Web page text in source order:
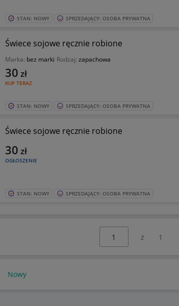
STAN: NOWY SPRZEDAJĄCY: OSOBA PRYWATNA
Świece sojowe ręcznie robione
Marka: bez marki Rodzaj: zapachowa
KUP TERAZ
30 zł
STAN: NOWY SPRZEDAJĄCY: OSOBA PRYWATNA
Świece sojowe ręcznie robione
OGŁOSZENIE
30 zł
STAN: NOWY SPRZEDAJĄCY: OSOBA PRYWATNA
z 1
Nowy